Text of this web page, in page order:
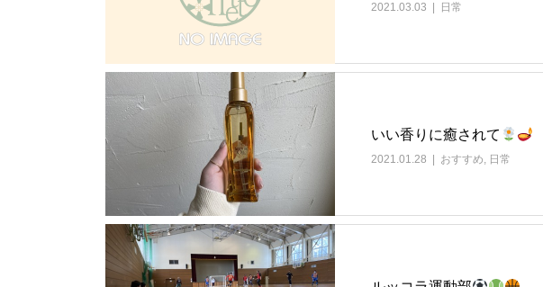
2021.03.03 日常
いい香りに癒されて
2021.01.28 おすすめ, 日常